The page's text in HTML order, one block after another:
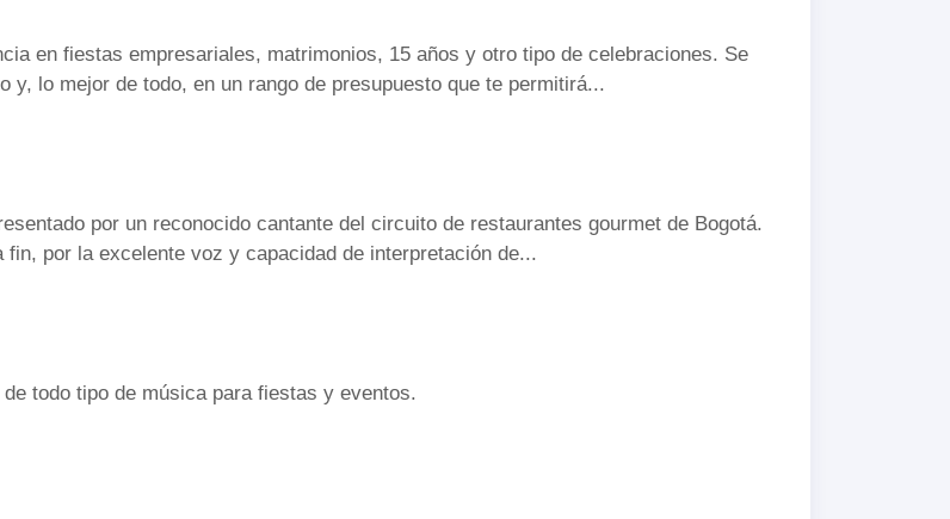
en fiestas empresariales, matrimonios, 15 años y otro tipo de celebraciones. Se
lo mejor de todo, en un rango de presupuesto que te permitirá...
por un reconocido cantante del circuito de restaurantes gourmet de Bogotá.
por la excelente voz y capacidad de interpretación de...
todo tipo de música para fiestas y eventos.